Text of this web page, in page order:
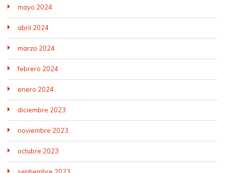
mayo 2024
abril 2024
marzo 2024
febrero 2024
enero 2024
diciembre 2023
noviembre 2023
octubre 2023